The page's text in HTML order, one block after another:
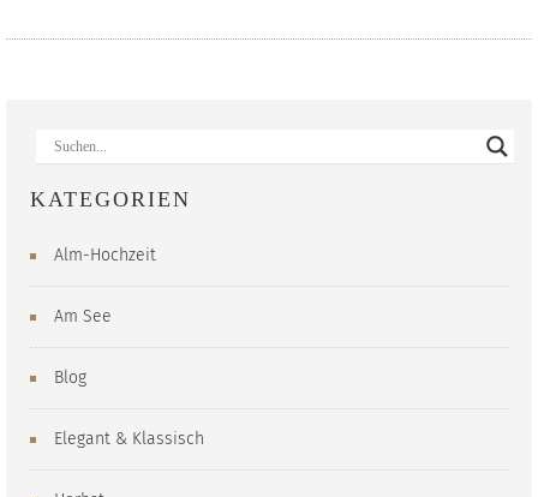
KATEGORIEN
Alm-Hochzeit
Am See
Blog
Elegant & Klassisch